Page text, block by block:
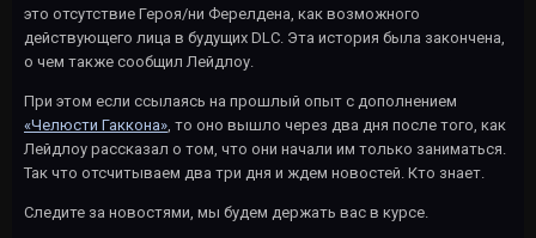
это отсутствие Героя/ни Ферелдена, как возможного
действующего лица в будущих DLC. Эта история была закончена,
о чем также сообщил Лейдлоу.
При этом если ссылаясь на прошлый опыт с дополнением
«Челюсти Гаккона», то оно вышло через два дня после того, как
Лейдлоу рассказал о том, что они начали им только заниматься.
Так что отсчитываем два три дня и ждем новостей. Кто знает.
Следите за новостями, мы будем держать вас в курсе.